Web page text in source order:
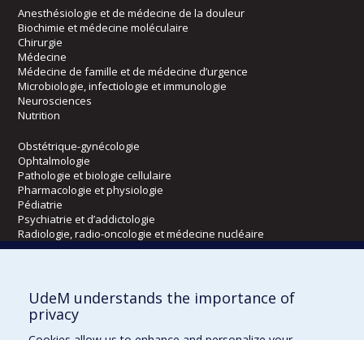
Anesthésiologie et de médecine de la douleur
Biochimie et médecine moléculaire
Chirurgie
Médecine
Médecine de famille et de médecine d’urgence
Microbiologie, infectiologie et immunologie
Neurosciences
Nutrition
Obstétrique-gynécologie
Ophtalmologie
Pathologie et biologie cellulaire
Pharmacologie et physiologie
Pédiatrie
Psychiatrie et d’addictologie
Radiologie, radio-oncologie et médecine nucléaire
Écoles
Kinésiologie et des sciences de l’activité physique
Orthophonie et audiologie
UdeM understands the importance of
privacy